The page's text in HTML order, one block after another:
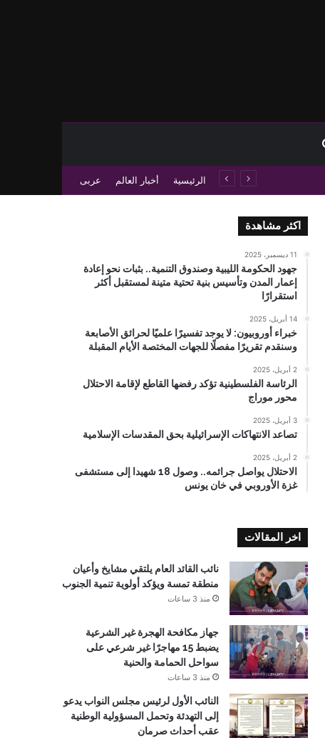
عمود جانبي
بحث عن
الرئيسية أخبار العالم عربى
اكثر مشاهدة
11 ديسمبر، 2025
جهود الحكومة الليبية وصندوق التنمية.. بثبات نحو إعادة
إعمار المدن وتأسيس بنية تحتية متينة لمستقبل أكثر
استقرارًا
14 أبريل، 2025
خبراء أوروبيون: لا يوجد تفسيرًا علميًا لحرائق الأصابعة
وسنقدم تقريرًا مفصلًا للجهات المختصة الأيام المقبلة
2 أبريل، 2025
الرئاسة الفلسطينية تؤكد رفضها القاطع لإقامة الاحتلال
محور موراج
3 أبريل، 2025
تصاعد الانتهاكات الإسرائيلية بحق المقدسات الإسلامية
2 أبريل، 2025
الاحتلال يواصل جرائمه.. وصول 18 شهيدا إلى مستشفى
غزة الأوروبي في خان يونس
اخر المقالات
نائب القائد العام يلتقي مشايخ وأعيان
منطقة تمسة ويؤكد أولوية تنمية الجنوب
منذ 3 ساعات
جهاز مكافحة الهجرة غير الشرعية
يضبط 15 مهاجرًا غير شرعي على
سواحل الحمامة والحنية
منذ 3 ساعات
النائب الأول لرئيس مجلس النواب يدعو
إلى التهدئة وتحمل المسؤولية الوطنية
عقب أحداث صرمان